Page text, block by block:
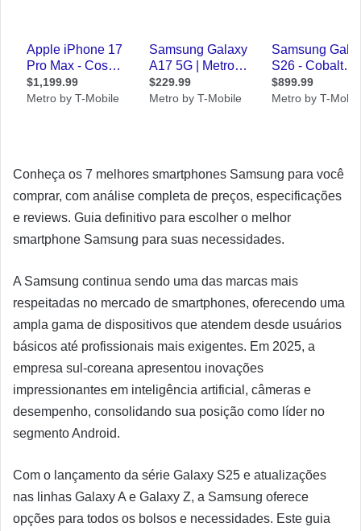
Conheça os 7 melhores smartphones Samsung para você
comprar, com análise completa de preços, especificações
e reviews. Guia definitivo para escolher o melhor
smartphone Samsung para suas necessidades.
A Samsung continua sendo uma das marcas mais
respeitadas no mercado de smartphones, oferecendo uma
ampla gama de dispositivos que atendem desde usuários
básicos até profissionais mais exigentes. Em 2025, a
empresa sul-coreana apresentou inovações
impressionantes em inteligência artificial, câmeras e
desempenho, consolidando sua posição como líder no
segmento Android.
Com o lançamento da série Galaxy S25 e atualizações
nas linhas Galaxy A e Galaxy Z, a Samsung oferece
opções para todos os bolsos e necessidades. Este guia